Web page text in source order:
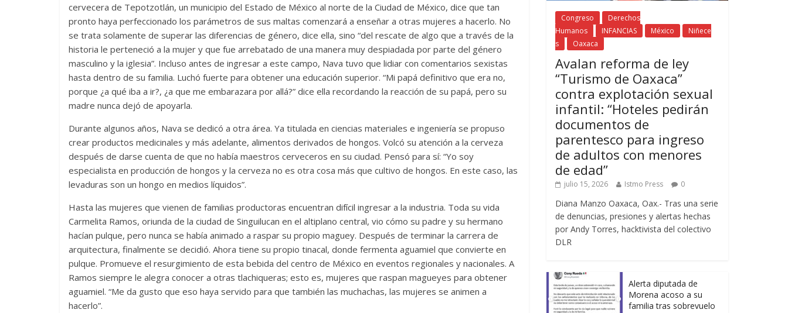
cervecera de Tepotzotlán, un municipio del Estado de México al norte de la Ciudad de México, dice que tan
pronto haya perfeccionado los parámetros de sus maltas comenzará a enseñar a otras mujeres a hacerlo. No
se trata solamente de superar las diferencias de género, dice ella, sino “del rescate de algo que a través de la
historia le perteneció a la mujer y que fue arrebatado de una manera muy despiadada por parte del género
masculino y la iglesia”. Incluso antes de ingresar a este campo, Nava tuvo que lidiar con comentarios sexistas
hasta dentro de su familia. Luchó fuerte para obtener una educación superior. “Mi papá definitivo que era no,
porque ¿a qué iba a ir?, ¿a que me embarazara por allá?” dice ella recordando la reacción de su papá, pero su
madre nunca dejó de apoyarla.
Durante algunos años, Nava se dedicó a otra área. Ya titulada en ciencias materiales e ingeniería se propuso
crear productos medicinales y más adelante, alimentos derivados de hongos. Volcó su atención a la cerveza
después de darse cuenta de que no había maestros cerveceros en su ciudad. Pensó para sí: “Yo soy
especialista en producción de hongos y la cerveza no es otra cosa más que cultivo de hongos. En este caso, las
levaduras son un hongo en medios líquidos”.
Hasta las mujeres que vienen de familias productoras encuentran difícil ingresar a la industria. Toda su vida
Carmelita Ramos, oriunda de la ciudad de Singuilucan en el altiplano central, vio cómo su padre y su hermano
hacían pulque, pero nunca se había animado a raspar su propio maguey. Después de terminar la carrera de
arquitectura, finalmente se decidió. Ahora tiene su propio tinacal, donde fermenta aguamiel que convierte en
pulque. Promueve el resurgimiento de esta bebida del centro de México en eventos regionales y nacionales. A
Ramos siempre le alegra conocer a otras tlachiqueras; esto es, mujeres que raspan magueyes para obtener
aguamiel. “Me da gusto que eso haya servido para que también las muchachas, las mujeres se animen a
hacerlo”.
Congreso
Derechos
Humanos
INFANCIAS México
Niñece
s
Oaxaca
Avalan reforma de ley
“Turismo de Oaxaca”
contra explotación sexual
infantil: “Hoteles pedirán
documentos de
parentesco para ingreso
de adultos con menores
de edad”
julio 15, 2026 Istmo Press 0
Diana Manzo Oaxaca, Oax.- Tras una serie
de denuncias, presiones y alertas hechas
por Andy Torres, hacktivista del colectivo
DLR
Alerta diputada de
Morena acoso a su
familia tras sobrevuelo